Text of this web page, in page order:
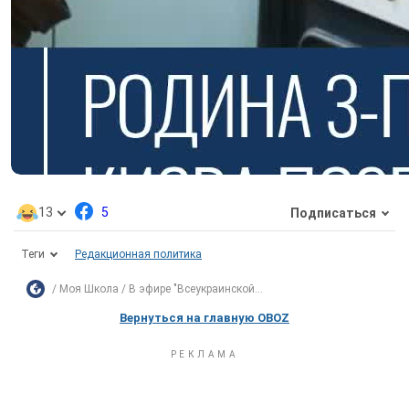
13 5 Подписаться
Теги Редакционная политика
Моя Школа В эфире "Всеукраинской...
Вернуться на главную OBOZ